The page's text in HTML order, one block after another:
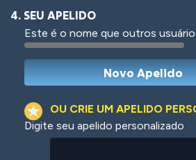
Woof Jungle Cats
4. SEU APELIDO
Este é o nome que outros
OU CRIE UM APELIDO
Digite seu apelido personalizado